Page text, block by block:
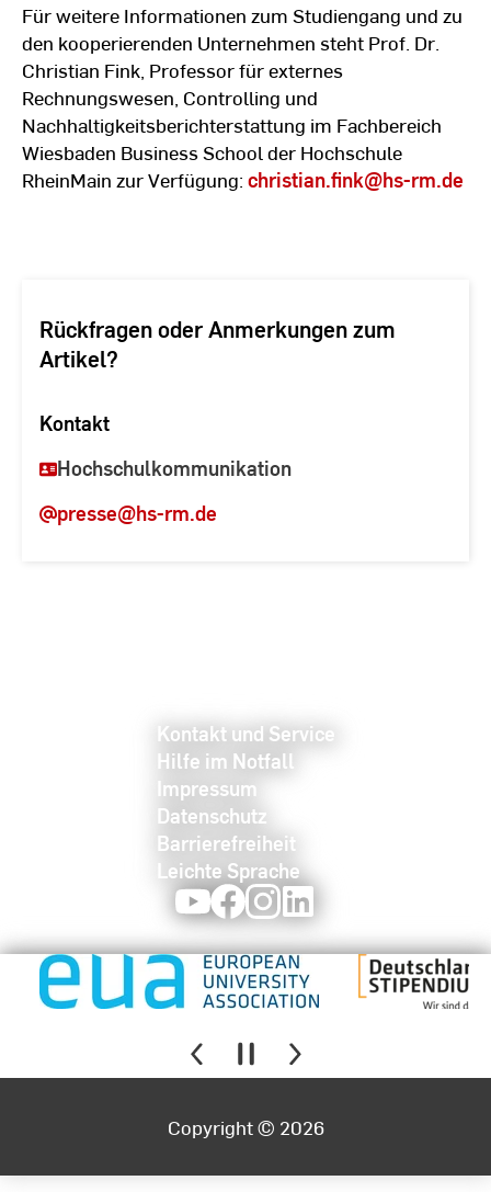
Für weitere Informationen zum Studiengang und zu
den kooperierenden Unternehmen steht Prof. Dr.
Christian Fink, Professor für externes
Rechnungswesen, Controlling und
Nachhaltigkeitsberichterstattung im Fachbereich
Wiesbaden Business School der Hochschule
RheinMain zur Verfügung: christian.fink@hs-rm.de
Rückfragen oder Anmerkungen zum
Artikel?
Kontakt
Hochschulkommunikation
presse@hs-rm.de
Kontakt und Service
Hilfe im Notfall
Impressum
Datenschutz
Barrierefreiheit
Leichte Sprache
YoutubeFacebookInstagram
Copyright © 2026